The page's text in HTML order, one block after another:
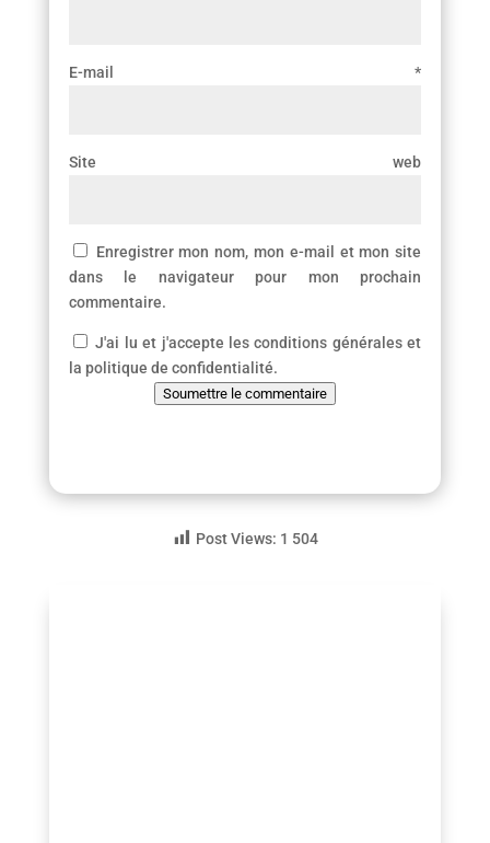
E-mail*
Site web
Enregistrer mon nom, mon e-mail et mon site
dans le navigateur pour mon prochain
commentaire.
J'ai lu et j'accepte les conditions générales et
la politique de confidentialité.
Soumettre le commentaire
Post Views: 1 504